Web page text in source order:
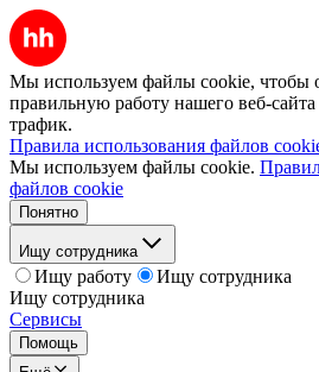
Мы используем файлы cookie, чтобы
правильную работу нашего веб-сайта
трафик.
Правила использования файлов
Мы используем файлы cookie.
файлов cookie
Понятно
Ищу сотрудника
Ищу работу
Ищу сотрудника
Ищу сотрудника
Сервисы
Помощь